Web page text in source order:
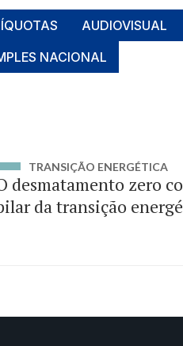
AUDIOVISUAL
NACIONAL
TRANSIÇÃO ENERGÉTICA
desmatamento zero
da transição